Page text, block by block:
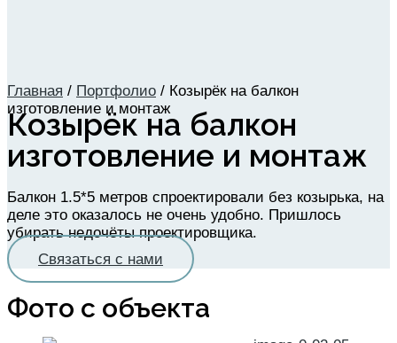
Главная / Портфолио / Козырёк на балкон
изготовление и монтаж
Козырёк на балкон
изготовление и монтаж
Балкон 1.5*5 метров спроектировали без козырька, на
деле это оказалось не очень удобно. Пришлось
убирать недочёты проектировщика.
Связаться с нами
Фото с объекта